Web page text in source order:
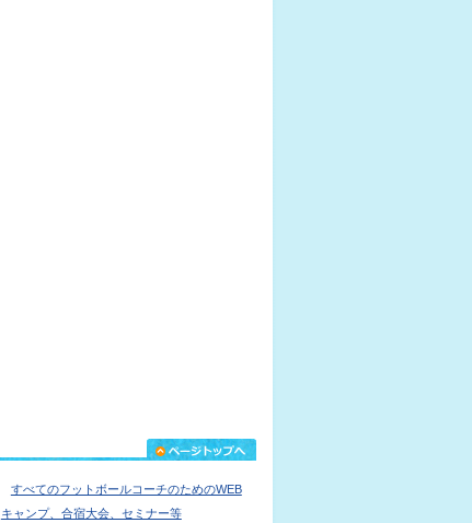
すべてのフットボールコーチのためのWEB
キャンプ、合宿大会、セミナー等